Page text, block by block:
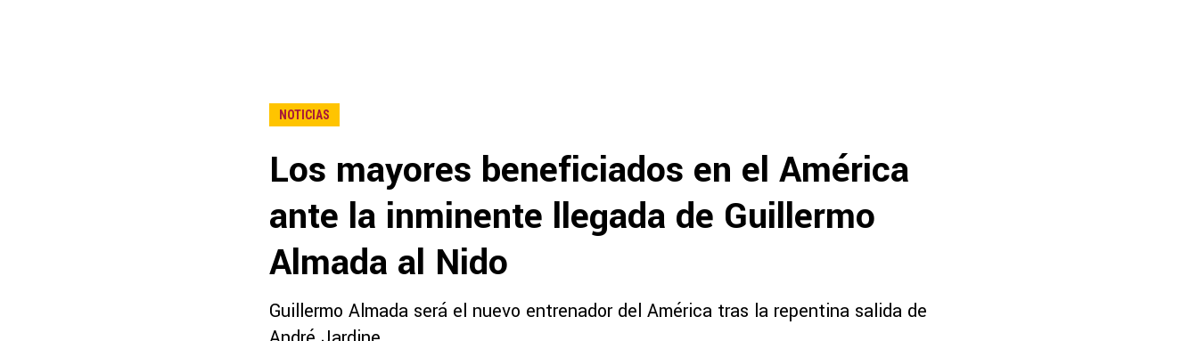
NOTICIAS
Los mayores beneficiados en el América
ante la inminente llegada de Guillermo
Almada al Nido
Guillermo Almada será el nuevo entrenador del América tras la repentina salida de